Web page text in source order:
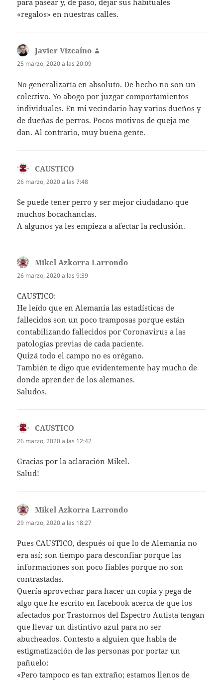
para pasear y, de paso, dejar sus habituales
«regalos» en nuestras calles.
Javier Vizcaíno
25 marzo, 2020 a las 20:09
No generalizaría en absoluto. De hecho no son un
colectivo. Yo abogo por juzgar comportamientos
individuales. En mi vecindario hay varios dueños y
de dueñas de perros. Pocos motivos de queja me
dan. Al contrario, muy buena gente.
CAUSTICO
26 marzo, 2020 a las 7:48
Se puede tener perro y ser mejor ciudadano que
muchos bocachanclas.
A algunos ya les empieza a afectar la reclusión.
Mikel Azkorra Larrondo
26 marzo, 2020 a las 9:39
CAUSTICO:
He leído que en Alemania las estadísticas de
fallecidos son un poco tramposas porque están
contabilizando fallecidos por Coronavirus a las
patologías previas de cada paciente.
Quizá todo el campo no es orégano.
También te digo que evidentemente hay mucho de
donde aprender de los alemanes.
Saludos.
CAUSTICO
26 marzo, 2020 a las 12:42
Gracias por la aclaración Mikel.
Salud!
Mikel Azkorra Larrondo
29 marzo, 2020 a las 18:27
Pues CAUSTICO, después oí que lo de Alemania no
era así; son tiempo para desconfiar porque las
informaciones son poco fiables porque no son
contrastadas.
Quería aprovechar para hacer un copia y pega de
algo que he escrito en facebook acerca de que los
afectados por Trastornos del Espectro Autista tengan
que llevar un distintivo azul para no ser
abucheados. Contesto a alguien que habla de
estigmatización de las personas por portar un
pañuelo:
«Pero tampoco es tan extraño; estamos llenos de